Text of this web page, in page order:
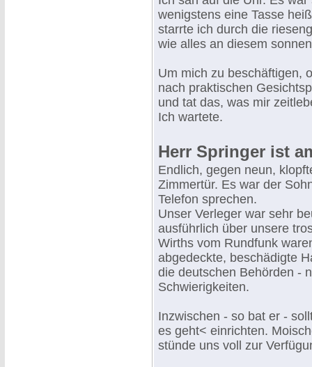
wenigstens eine Tasse
starrte ich durch die
wie alles an diesem
Um mich zu beschäftigen,
nach praktischen
und tat das, was mir
Ich wartete.
Herr Springer ist
Endlich, gegen neun,
Zimmertür. Es war der
Telefon sprechen.
Unser Verleger war sehr
ausführlich über unsere
Wirths vom Rundfunk
abgedeckte, beschädigte
die deutschen Behörden -
Schwierigkeiten.
Inzwischen - so bat er -
es geht< einrichten.
stünde uns voll zur